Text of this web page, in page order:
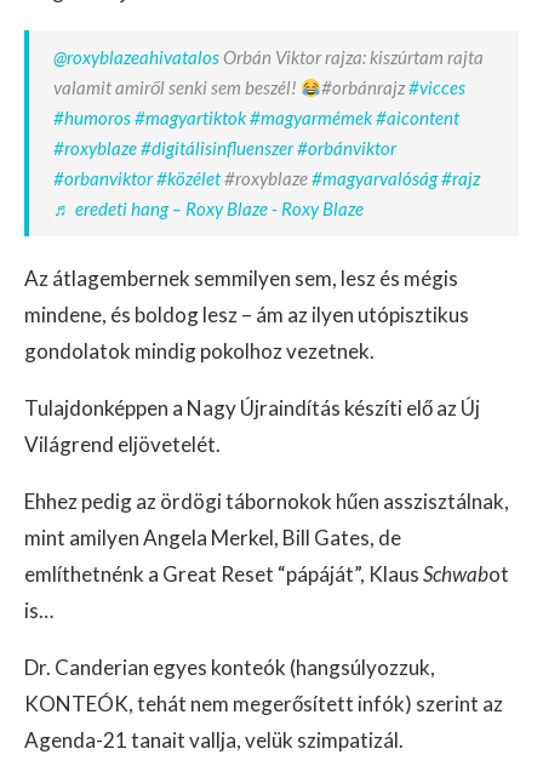
@roxyblazeahivatalosOrbán Viktor rajza: kiszúrtam rajta
valamit amiről senki sem beszél!
#orbánrajz#vicces
#humoros#magyartiktok#magyarmémek#aicontent
#roxyblaze#digitálisinfluenszer#orbánviktor
#orbanviktor#közélet#roxyblaze#magyarvalóság#rajz
♬ eredeti hang – Roxy Blaze - Roxy Blaze
Az átlagembernek semmilyen sem, lesz és mégis
mindene, és boldog lesz – ám az ilyen utópisztikus
gondolatok mindig pokolhoz vezetnek.
Tulajdonképpen a Nagy Újraindítás készíti elő az Új
Világrend eljövetelét.
Ehhez pedig az ördögi tábornokok hűen asszisztálnak,
mint amilyen Angela Merkel, Bill Gates, de
említhetnénk a Great Reset “pápáját”, KlausSchwabot
is…
Dr. Canderian egyes konteók (hangsúlyozzuk,
KONTEÓK, tehát nem megerősített infók) szerint az
Agenda-21 tanait vallja, velük szimpatizál.